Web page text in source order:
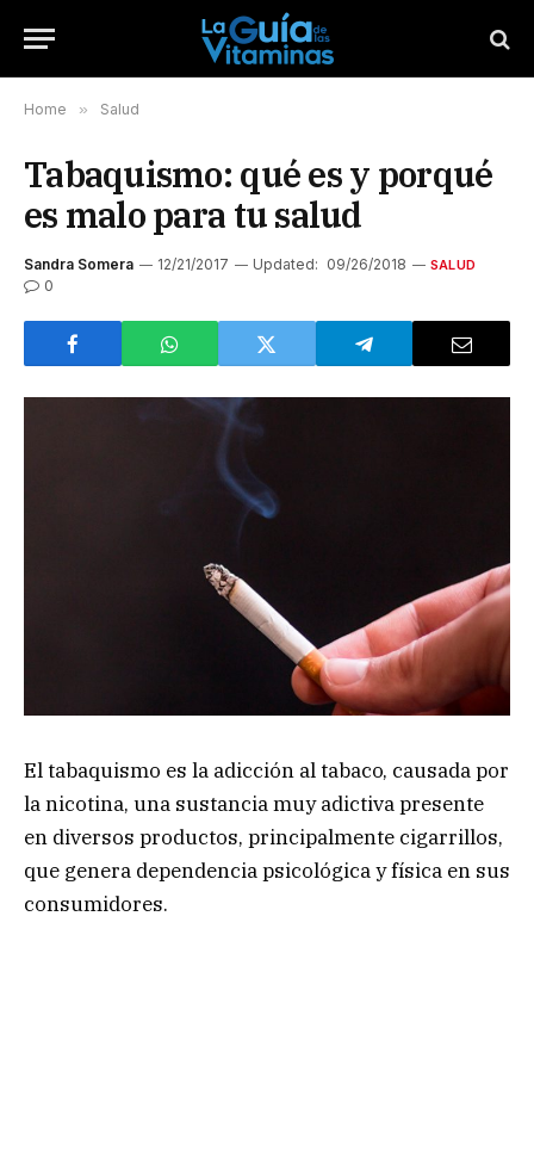
Home » Salud
Tabaquismo: qué es y porqué
es malo para tu salud
Sandra Somera 12/21/2017 Updated: 09/26/2018 SALUD
0
El tabaquismo es la adicción al tabaco, causada por
la nicotina, una sustancia muy adictiva presente
en diversos productos, principalmente cigarrillos,
que genera dependencia psicológica y física en sus
consumidores.